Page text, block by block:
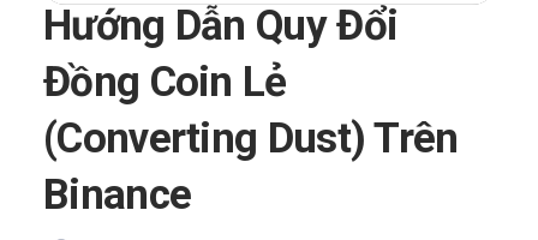
Hướng Dẫn Quy Đổi
Đồng Coin Lẻ
(Converting Dust) Trên
Binance